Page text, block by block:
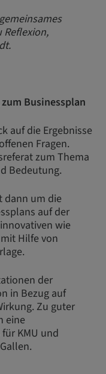
Reflexion,
zum Businessplan
auf die Ergebnisse
Fragen.
zum Thema
Bedeutung.
dann um die
auf der
wie
Hilfe von
der
in Bezug auf
Zu guter
eine
KMU und